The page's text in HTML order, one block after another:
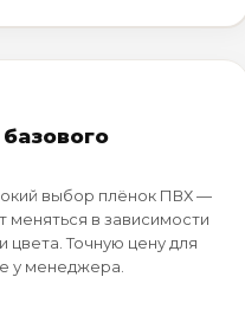
выбор плёнок ПВХ —
меняться в зависимости
цвета. Точную цену для
у менеджера.